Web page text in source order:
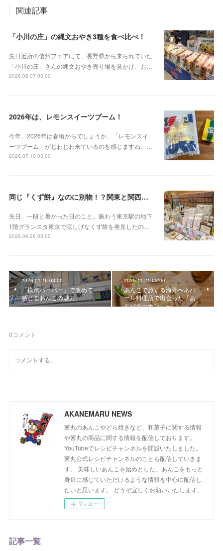
関連記事
「小川の庄」の縄文おやき3種を食べ比べ！
先日近所の信州フェアにて、長野県から来られていた
「小川の庄」さんの縄文おやき売り場を見かけ、お…
2026.08.07 03:00
2026年は、レモンスイーツブーム！
今年、2026年は春頃からでしょうか、「レモンスイ
ーツブーム」がじわじわ来ているのを感じますね。…
2026.07.10 03:00
同じ『くず餅』なのに別物！？関東と関西の意外な違い
先日、一段と暑かった日のこと。賑わう東京駅の地下
1階グランスタ東京で涼しげなくず餅を発見したの…
2026.06.26 03:00
2026.01.16 03:00
「横濱ハーバー」で改めて
感じるあんこの魅力。
2025.11.21 03:00
あんこで旅する海外〜ネパ
ール料理店で出会った「あ
んバターナン」～
0コメント
AKANEMARU NEWS
茜丸のあんこやどら焼きなど、和菓子に関する情報
や茜丸の商品に関する情報を配信しております。
YouTubeでレシピチャンネルを開設いたしました。
茜丸公式レシピチャンネルのことも配信していきま
す。 美味しいあんこを始めとした、あんこをもっと
身近に感じていただけるような情報を中心に配信し
たいと思います。 どうぞ宜しくお願いいたします。
フォロー
記事一覧